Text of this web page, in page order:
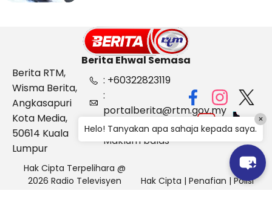
Berita Ehwal Semasa
Berita RTM,
Wisma Berita,
Angkasapuri
Kota Media,
50614 Kuala
Lumpur
: +60322823119
:
portalberita@rtm.gov.my
: Aduan &
Maklum balas
Hak Cipta Terpelihara @
2026 Radio Televisyen
Hak Cipta | Penafian | Polisi
Helo! Tanyakan apa sahaja kepada saya.
×